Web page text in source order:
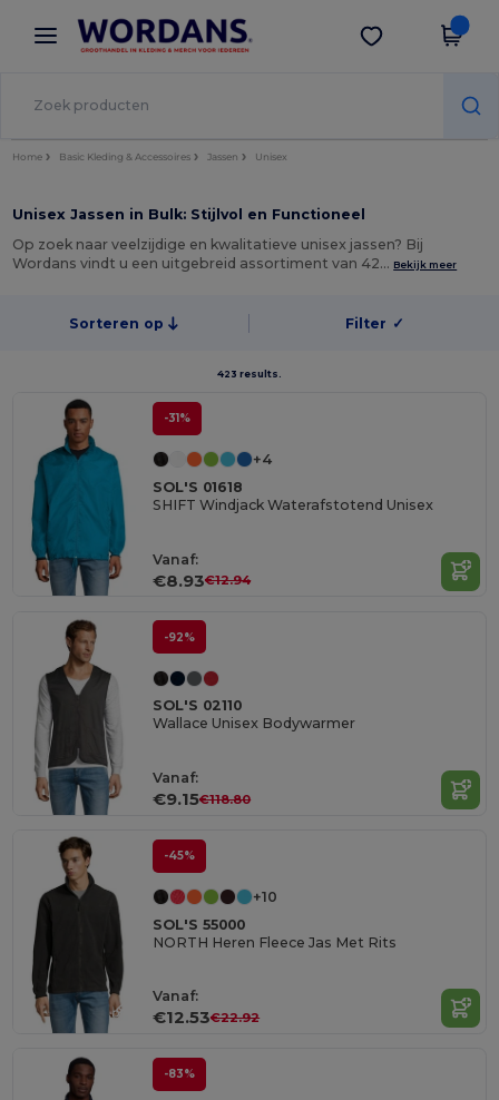
× Wordans-app
Betere prijzen in de app!
Download app
Home Basic Kleding & Accessoires Jassen Unisex
Unisex Jassen in Bulk: Stijlvol en Functioneel
Op zoek naar veelzijdige en kwalitatieve unisex jassen? Bij
Wordans vindt u een uitgebreid assortiment van 42… Bekijk meer
Sorteren op Filter ✓
423 results.
-31%
+4
SOL'S 01618
SHIFT Windjack Waterafstotend Unisex
Vanaf:
€8.93€12.94
-92%
SOL'S 02110
Wallace Unisex Bodywarmer
Vanaf:
€9.15€118.80
-45%
+10
SOL'S 55000
NORTH Heren Fleece Jas Met Rits
Vanaf:
€12.53€22.92
-83%